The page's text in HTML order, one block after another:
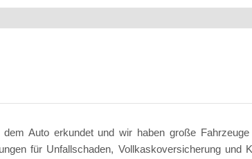
Auto erkundet und wir haben große
für Unfallschaden, Vollkaskoversicherung und